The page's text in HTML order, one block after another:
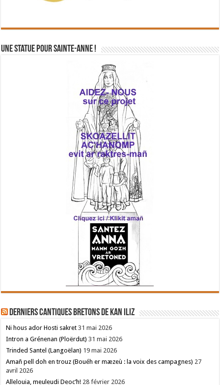
Une statue pour Sainte-Anne !
Derniers cantiques bretons de Kan Iliz
Ni hous ador Hosti sakret 31 mai 2026
Intron a Grénenan (Ploërdut) 31 mai 2026
Trinded Santel (Langoëlan) 19 mai 2026
Amañ pell doh en trouz (Bouéh er mæzeù : la voix des campagnes) 27
avril 2026
Allelouia, meuleudi Deoc’h! 28 février 2026